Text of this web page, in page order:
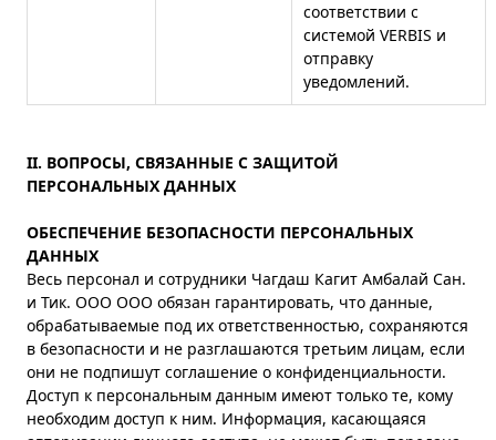
соответствии с
системой VERBIS и
отправку
уведомлений.
II. ВОПРОСЫ, СВЯЗАННЫЕ С ЗАЩИТОЙ
ПЕРСОНАЛЬНЫХ ДАННЫХ
ОБЕСПЕЧЕНИЕ БЕЗОПАСНОСТИ ПЕРСОНАЛЬНЫХ
ДАННЫХ
Весь персонал и сотрудники Чагдаш Кагит Амбалай Сан.
и Тик. ООО ООО обязан гарантировать, что данные,
обрабатываемые под их ответственностью, сохраняются
в безопасности и не разглашаются третьим лицам, если
они не подпишут соглашение о конфиденциальности.
Доступ к персональным данным имеют только те, кому
необходим доступ к ним. Информация, касающаяся